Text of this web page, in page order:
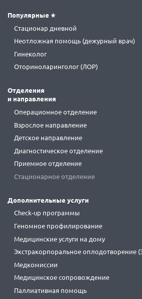
Популярные
Стационар дневной
Неотложная помощь (дежурный врач)
Гинеколог
Оториноларинголог (ЛОР)
Отделения
и направления
Операционное отделение
Взрослое направление
Детское направление
Диагностическое отделение
Приемное отделение
Стационарное отделение
Дополнительные услуги
Check-up программы
Геномное профилирование
Медицинские услуги на дому
Экстракорпоральное оплодотворение
Медкомиссии
Медицинское сопровождение
Паллиативная помощь